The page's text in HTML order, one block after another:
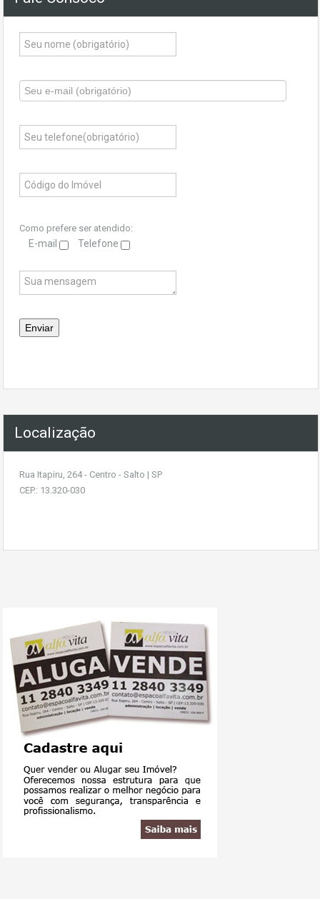
Como prefere ser atendido:
E-mail Telefone
Localização
Rua Itapiru, 264 - Centro - Salto | SP
CEP.: 13.320-030